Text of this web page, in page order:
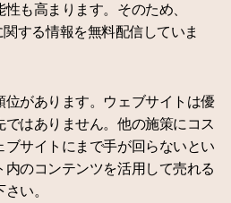
も高まります。そのため、
する情報を無料配信していま
位があります。ウェブサイトは優
はありません。他の施策にコス
ブサイトにまで手が回らないとい
内のコンテンツを活用して売れる
い。